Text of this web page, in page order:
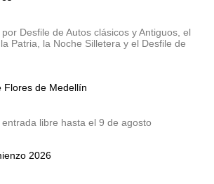
Desfile de Autos clásicos y Antiguos, el
Patria, la Noche Silletera y el Desfile de
Flores de Medellín
libre hasta el 9 de agosto
2026